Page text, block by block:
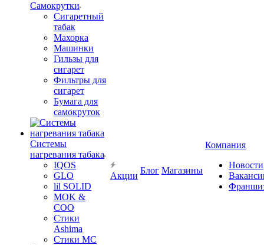
Самокрутки
Сигаретный
табак
Махорка
Машинки
Гильзы для
сигарет
Фильтры для
сигарет
Бумага для
самокруток
Системы
нагревания табака
IQOS
GLO
lil SOLID
MOK &
COO
Стики
Ashima
Стики MC
Акции
Блог Магазины
Компания
Новости